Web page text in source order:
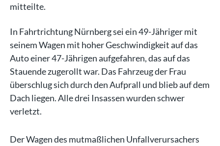
mitteilte.
In Fahrtrichtung Nürnberg sei ein 49-Jähriger mit
seinem Wagen mit hoher Geschwindigkeit auf das
Auto einer 47-Jährigen aufgefahren, das auf das
Stauende zugerollt war. Das Fahrzeug der Frau
überschlug sich durch den Aufprall und blieb auf dem
Dach liegen. Alle drei Insassen wurden schwer
verletzt.
Der Wagen des mutmaßlichen Unfallverursachers